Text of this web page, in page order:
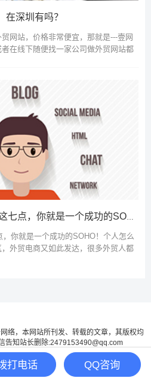
在深圳有吗？
网站，价格非常便宜，那就是---壹网
在线下随便找一家公司做外贸网站都
外贸soho注意啦！做好这七点，你就是一个成功的SOHO！
你就是一个成功的SOHO！个人怎么
外贸电商又如此发达，很多外贸人都
络，本网站所刊发、转载的文章，其版权均
告知站长删除:2479153490@qq.com
备16097551号-1 网站地图|百度地图
.Themes by 壹网互联 TOYEAN
打电话 QQ咨询